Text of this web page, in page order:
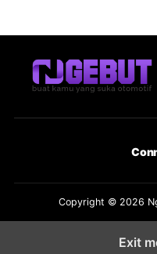
Copyright © 2026
Exit